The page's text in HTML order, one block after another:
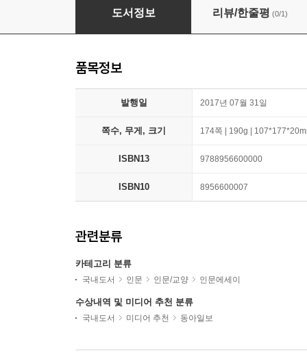
자아, 친숙한 이방인
도서정보 리뷰/한줄평 (0/1)
품목정보
발행일 2017년 07월 31일
쪽수, 무게, 크기 174쪽 | 190g |
ISBN13 9788956600000
ISBN10 8956600007
관련분류
카테고리 분류
국내도서 인문 인문/교양 인문에세이
수상내역 및 미디어 추천 분류
국내도서 미디어 추천 동아일보